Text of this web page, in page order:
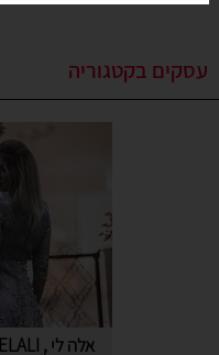
עסקים בקטגוריה